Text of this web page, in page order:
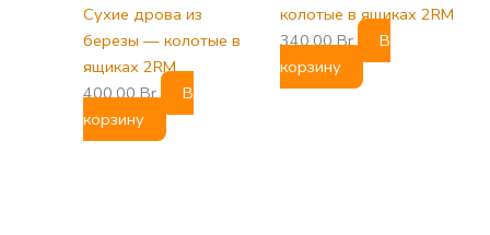
Сухие дрова из
березы — колотые в
ящиках 2RM
400,00Br
В
корзину
колотые в ящиках 2RM
340,00Br
В
корзину